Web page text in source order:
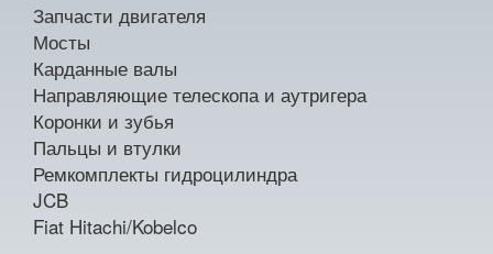
Запчасти двигателя
Мосты
Карданные валы
Направляющие телескопа и аутригера
Коронки и зубья
Пальцы и втулки
Ремкомплекты гидроцилиндра
JCB
Fiat Hitachi/Kobelco